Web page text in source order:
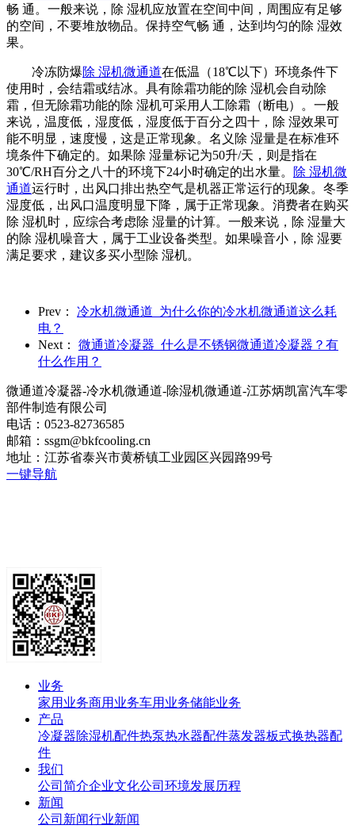
畅 通。一般来说，除 湿机应放置在空间中间，周围应有足够
的空间，不要堆放物品。保持空气畅 通，达到均匀的除 湿效
果。
冷冻防爆除 湿机微通道在低温（18℃以下）环境条件下
使用时，会结霜或结冰。具有除霜功能的除 湿机会自动除
霜，但无除霜功能的除 湿机可采用人工除霜（断电）。一般
来说，温度低，湿度低，湿度低于百分之四十，除 湿效果可
能不明显，速度慢，这是正常现象。名义除 湿量是在标准环
境条件下确定的。如果除 湿量标记为50升/天，则是指在
30℃/RH百分之八十的环境下24小时确定的出水量。
除 湿机微
通道运行时，出风口排出热空气是机器正常运行的现象。冬季
湿度低，出风口温度明显下降，属于正常现象。消费者在购买
除 湿机时，应综合考虑除 湿量的计算。一般来说，除 湿量大
的除 湿机噪音大，属于工业设备类型。如果噪音小，除 湿要
满足要求，建议多买小型除 湿机。
Prev：
冷水机微通道_为什么你的冷水机微通道这么耗
电？
Next：
微通道冷凝器_什么是不锈钢微通道冷凝器？有
什么作用？
微通道冷凝器-冷水机微通道-除湿机微通道-江苏炳凯富汽车零
部件制造有限公司
电话：0523-82736585
邮箱：ssgm@bkfcooling.cn
地址：江苏省泰兴市黄桥镇工业园区兴园路99号
一键导航
业务
家用业务商用业务车用业务储能业务
产品
冷凝器除湿机配件热泵热水器配件蒸发器板式换热器配
件
我们
公司简介企业文化公司环境发展历程
新闻
公司新闻行业新闻